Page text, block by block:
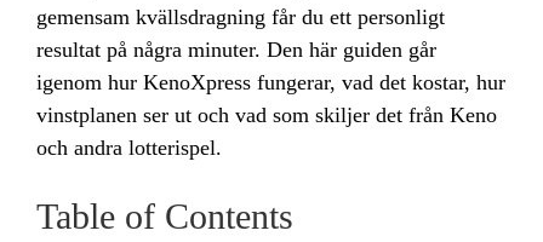
gemensam kvällsdragning får du ett personligt
resultat på några minuter. Den här guiden går
igenom hur KenoXpress fungerar, vad det kostar, hur
vinstplanen ser ut och vad som skiljer det från Keno
och andra lotterispel.
Table of Contents